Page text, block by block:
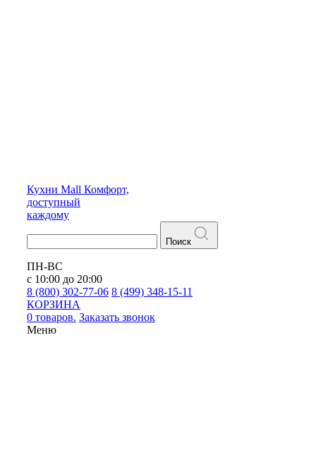
Кухни Mall Комфорт,
доступный
каждому
Поиск
ПН-ВС
с 10:00 до 20:00
8 (800) 302-77-06 8 (499) 348-15-11
КОРЗИНА
0 товаров. Заказать звонок
Меню